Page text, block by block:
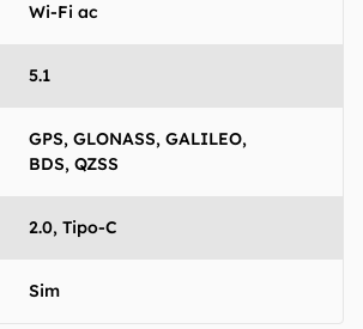
Wi-Fi ac
5.1
GPS, GLONASS, GALILEO,
BDS, QZSS
2.0, Tipo-C
Sim